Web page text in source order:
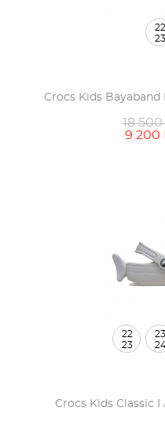
Crocs Kids Bayaband
18
9 200
22
23
Crocs Kids Classic
22
23
23